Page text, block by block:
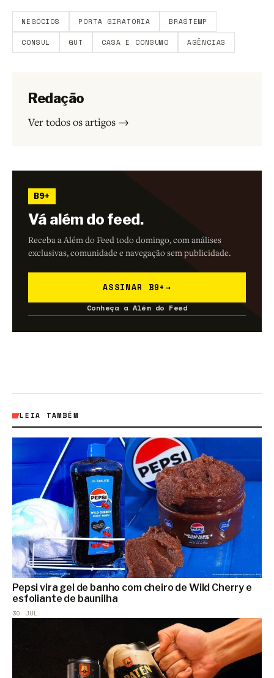
NEGÓCIOS PORTA GIRATÓRIA BRASTEMP
CONSUL GUT CASA E CONSUMO AGÊNCIAS
Redação
Ver todos os artigos →
B9+
Vá além do feed.
Receba a Além do Feed todo domingo, com análises
exclusivas, comunidade e navegação sem publicidade.
ASSINAR B9+ →
Conheça a Além do Feed
LEIA TAMBÉM
Pepsi vira gel de banho com cheiro de Wild Cherry e
esfoliante de baunilha
30 JUL